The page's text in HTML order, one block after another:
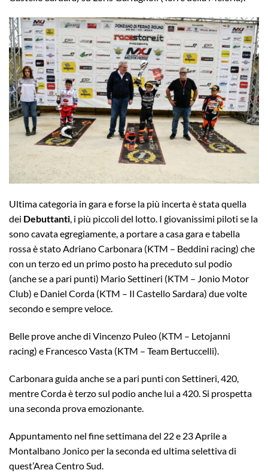
Ultima categoria in gara e forse la più incerta è stata quella
dei Debuttanti, i più piccoli del lotto. I giovanissimi piloti se la
sono cavata egregiamente, a portare a casa gara e tabella
rossa è stato Adriano Carbonara (KTM – Beddini racing) che
con un terzo ed un primo posto ha preceduto sul podio
(anche se a pari punti) Mario Settineri (KTM – Jonio Motor
Club) e Daniel Corda (KTM – Il Castello Sardara) due volte
secondo e sempre veloce.
Belle prove anche di Vincenzo Puleo (KTM – Letojanni
racing) e Francesco Vasta (KTM – Team Bertuccelli).
Carbonara guida anche se a pari punti con Settineri, 420,
mentre Corda è terzo sul podio anche lui a 420. Si prospetta
una seconda prova emozionante.
Appuntamento nel fine settimana del 22 e 23 Aprile a
Montalbano Jonico per la seconda ed ultima selettiva di
quest’Area Centro Sud.